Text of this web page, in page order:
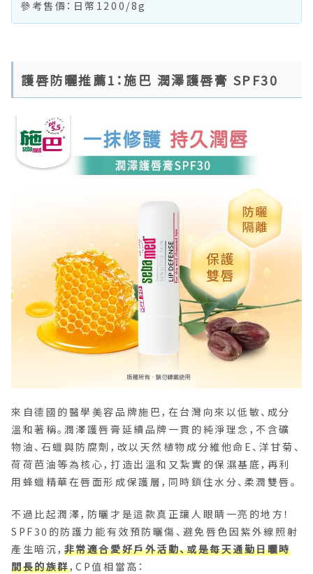
參考售價：日幣1200/8g
護唇防曬推薦1：施巴 潤澤護唇膏 SPF30
來自德國的醫學美容品牌施巴，在台灣向來以低敏、成分
溫和著稱。潤澤護唇膏延續品牌一貫的純淨理念，不含礦
物油、石蠟與防腐劑，改以天然植物成分維他命E、洋甘菊、
荷荷芭油等為核心，打造出溫和又紮實的保濕基底，再利
用蜂蠟精華在唇面形成保護層，同時鎖住水分、柔潤雙唇。
不過比起潤澤，防曬才是這款真正讓人眼睛一亮的地方！
SPF30的防護力能有效預防曬傷、避免唇色因紫外線照射
產生暗沉， 非常適合愛好戶外活動、或是每天通勤日曬時
間長的族群，CP值相當高：